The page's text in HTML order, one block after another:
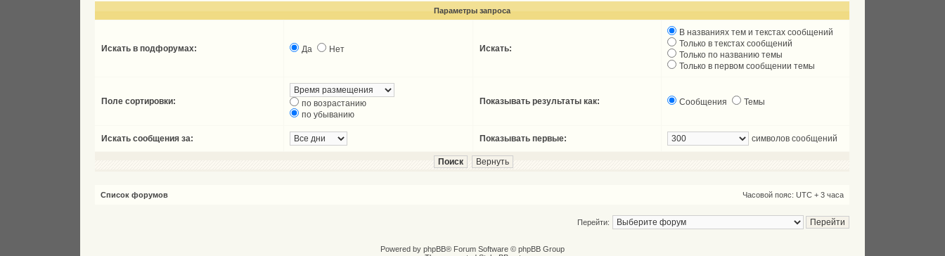
Параметры запроса
Искать в подфорумах: Да Нет Искать:
В названиях тем и текстах сообщений
Только в текстах сообщений
Только по названию темы
Только в первом сообщении темы
Поле сортировки:
по возрастанию
по убыванию
Показывать результаты как: Сообщения Темы
Искать сообщения за: Показывать первые: символов сообщений
Список форумов Часовой пояс: UTC + 3 часа
Перейти:
Powered by phpBB® Forum Software © phpBB Group